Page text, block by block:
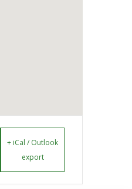
+ iCal / Outlook
export